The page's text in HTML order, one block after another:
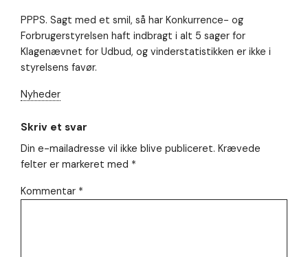
PPPS. Sagt med et smil, så har Konkurrence- og
Forbrugerstyrelsen haft indbragt i alt 5 sager for
Klagenævnet for Udbud, og vinderstatistikken er ikke i
styrelsens favør.
Nyheder
Skriv et svar
Din e-mailadresse vil ikke blive publiceret. Krævede
felter er markeret med *
Kommentar *